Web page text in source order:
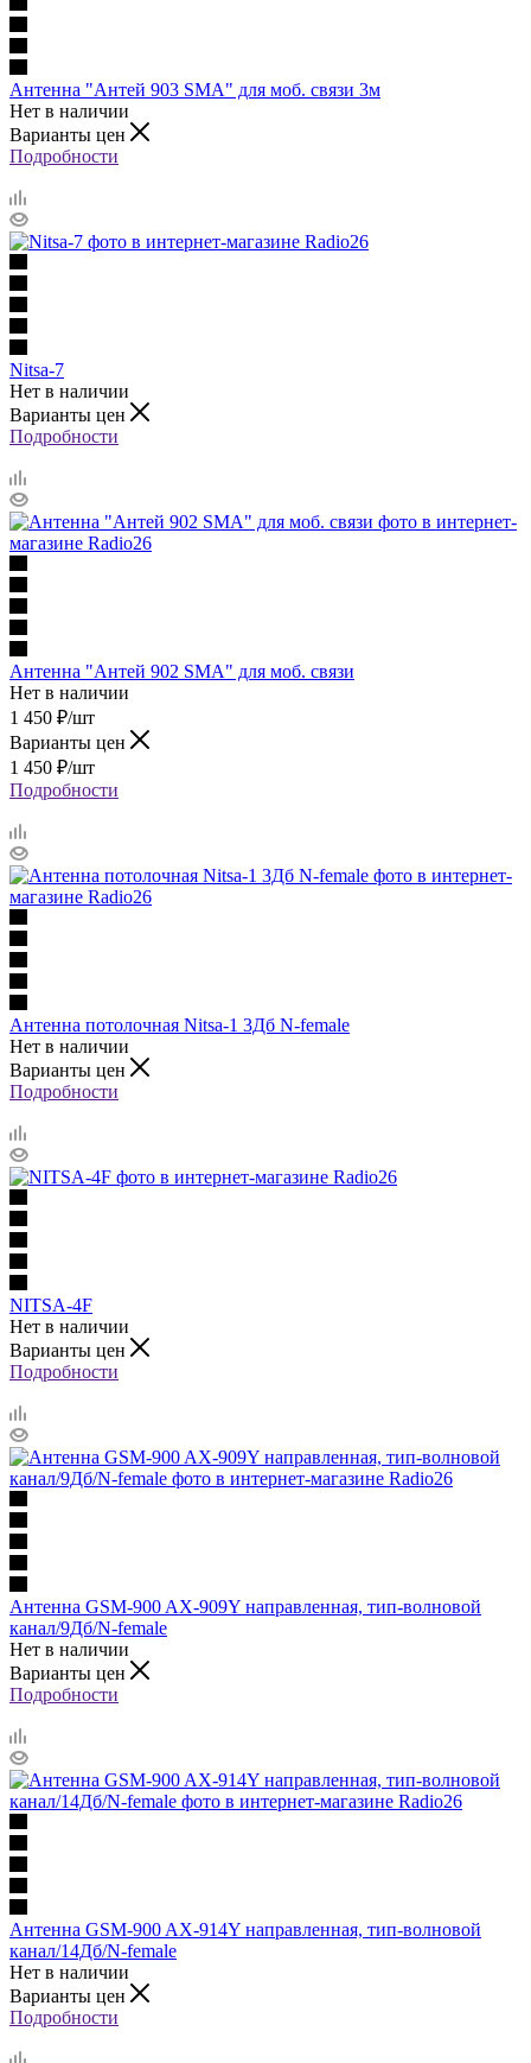
Антенна "Антей 903 SMA" для моб. связи 3м
Нет в наличии
Варианты цен
Подробности
Nitsa-7
Нет в наличии
Варианты цен
Подробности
Антенна "Антей 902 SMA" для моб. связи
Нет в наличии
1 450 ₽/шт
Варианты цен
1 450 ₽/шт
Подробности
Антенна потолочная Nitsa-1 3Дб N-female
Нет в наличии
Варианты цен
Подробности
NITSA-4F
Нет в наличии
Варианты цен
Подробности
Антенна GSM-900 AX-909Y направленная, тип-волновой
канал/9Дб/N-female
Нет в наличии
Варианты цен
Подробности
Антенна GSM-900 AX-914Y направленная, тип-волновой
канал/14Дб/N-female
Нет в наличии
Варианты цен
Подробности